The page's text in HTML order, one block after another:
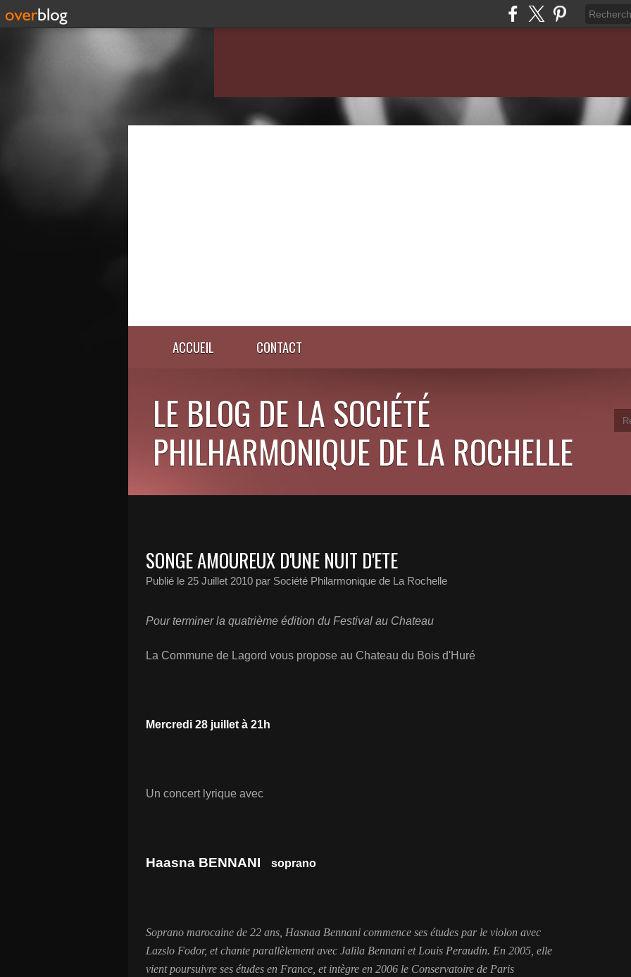
ACCUEIL CONTACT
LE BLOG DE LA SOCIÉTÉ
PHILHARMONIQUE DE LA ROCHELLE
SONGE AMOUREUX D'UNE NUIT D'ETE
Publié le 25 Juillet 2010 par Société Philarmonique de La Rochelle
Pour terminer la quatrième édition du Festival au Chateau
La Commune de Lagord vous propose au Chateau du Bois d'Huré
Mercredi 28 juillet à 21h
Un concert lyrique avec
Haasna BENNANI soprano
Soprano marocaine de 22 ans, Hasnaa Bennani commence ses études par le violon avec
Lazslo Fodor, et chante parallèlement avec Jalila Bennani et Louis Peraudin. En 2005, elle
vient poursuivre ses études en France, et intègre en 2006 le Conservatoire de Paris